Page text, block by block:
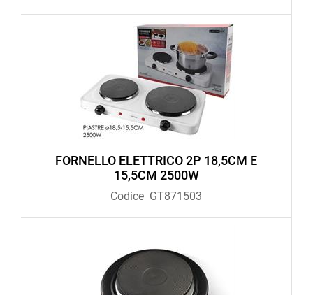
FORNELLO ELETTRICO 2P 18,5CM E
15,5CM 2500W
Codice GT871503